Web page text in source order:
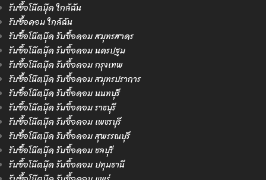
รับซื้อโน๊ตบุ๊ค ใกล้ฉัน
รับซื้อคอม ใกล้ฉัน
รับซื้อโน๊ตบุ๊ค รับซื้อคอม สมุทรสาคร
รับซื้อโน๊ตบุ๊ค รับซื้อคอม นครปฐม
รับซื้อโน๊ตบุ๊ค รับซื้อคอม กรุงเทพ
รับซื้อโน๊ตบุ๊ค รับซื้อคอม สมุทรปราการ
รับซื้อโน๊ตบุ๊ค รับซื้อคอม นนทบุรี
รับซื้อโน๊ตบุ๊ค รับซื้อคอม ราชบุรี
รับซื้อโน๊ตบุ๊ค รับซื้อคอม เพชรบุรี
รับซื้อโน๊ตบุ๊ค รับซื้อคอม สุพรรณบุรี
รับซื้อโน๊ตบุ๊ค รับซื้อคอม ชลบุรี
รับซื้อโน๊ตบุ๊ค รับซื้อคอม ปทุมธานี